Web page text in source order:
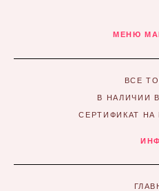
МЕНЮ
ВСЕ
В НАЛИЧИИ
СЕРТИФИКАТ НА